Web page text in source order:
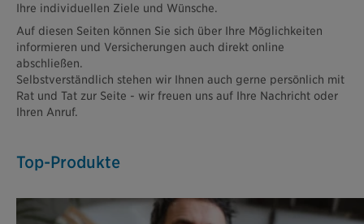
Ihre individuellen Ziele und Wünsche.
Auf diesen Seiten können Sie sich über Ihre Möglichkeiten
informieren und Versicherungen auch direkt online
abschließen.
Selbstverständlich stehen wir Ihnen auch gerne persönlich mit
Rat und Tat zur Seite - wir freuen uns auf Ihre Nachricht oder
Ihren Anruf.
Top-Produkte